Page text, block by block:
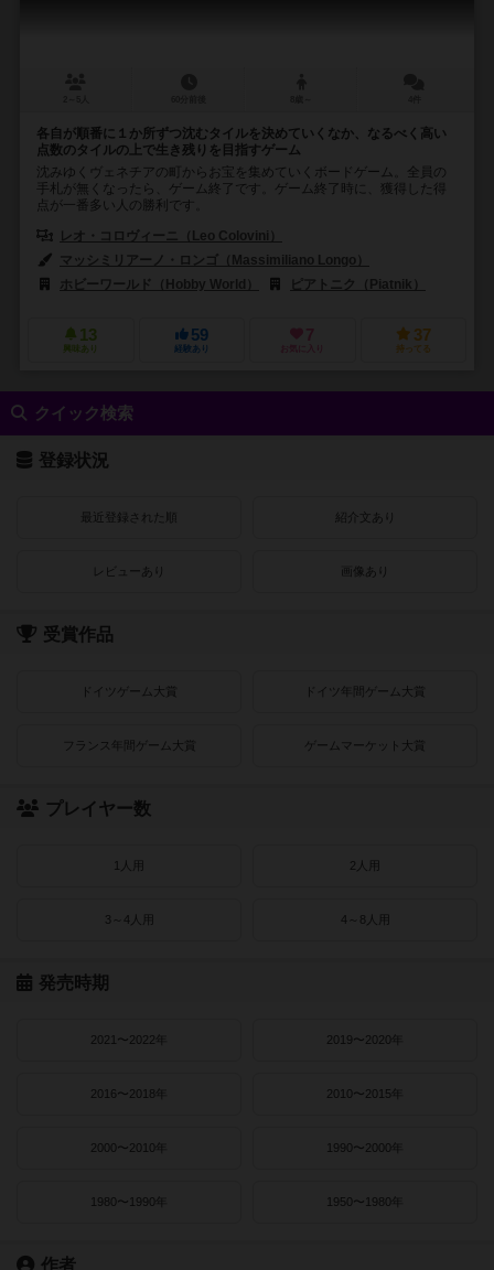
各自が順番に１か所ずつ沈むタイルを決めていくなか、なるべく高い
点数のタイルの上で生き残りを目指すゲーム
沈みゆくヴェネチアの町からお宝を集めていくボードゲーム。全員の
手札が無くなったら、ゲーム終了です。ゲーム終了時に、獲得した得
点が一番多い人の勝利です。
レオ・コロヴィーニ（Leo Colovini）
マッシミリアーノ・ロンゴ（Massimiliano Longo）
ホビーワールド（Hobby World）
ピアトニク（Piatnik）
13
興味あり
59
経験あり
7
お気に入り
37
持ってる
クイック検索
登録状況
最近登録された順 紹介文あり
レビューあり 画像あり
受賞作品
ドイツゲーム大賞 ドイツ年間ゲーム大賞
フランス年間ゲーム大賞 ゲームマーケット大賞
プレイヤー数
1人用 2人用
3～4人用 4～8人用
発売時期
2021〜2022年 2019〜2020年
2016〜2018年 2010〜2015年
2000〜2010年 1990〜2000年
1980〜1990年 1950〜1980年
作者